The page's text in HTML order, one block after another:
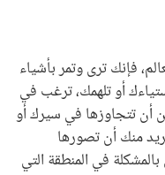
فإنك ترى وتمر بأشياء
أو تلهمك، ترغب في
أن تتجاوزها في سيرك أو
منك أن تصورها
في المنطقة التي